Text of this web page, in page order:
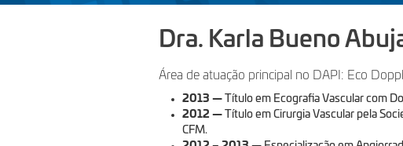
Dra. Karla Bueno
Área de atuação principal no DAPI: Eco
2013 —
Título em Ecografia Vascular com
2012 —
Título em Cirurgia Vascular pela
CFM.